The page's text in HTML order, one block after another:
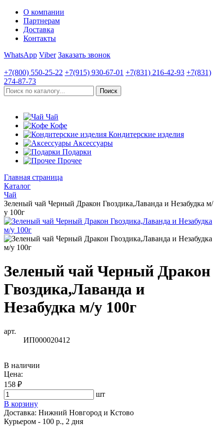
О компании
Партнерам
Доставка
Контакты
WhatsApp Viber Заказать звонок
+7(800) 550-25-22 +7(915) 930-67-01 +7(831) 216-42-93 +7(831)
274-87-73
Чай
Кофе
Кондитерские изделия
Аксессуары
Подарки
Прочее
Главная страница
Каталог
Чай
Зеленый чай Черный Дракон Гвоздика,Лаванда и Незабудка м/
у 100г
Зеленый чай Черный Дракон
Гвоздика,Лаванда и
Незабудка м/у 100г
арт.
ИП000020412
В наличии
Цена:
158 ₽
шт
В корзину
Доставка: Нижний Новгород и Кстово
Курьером - 100 р., 2 дня